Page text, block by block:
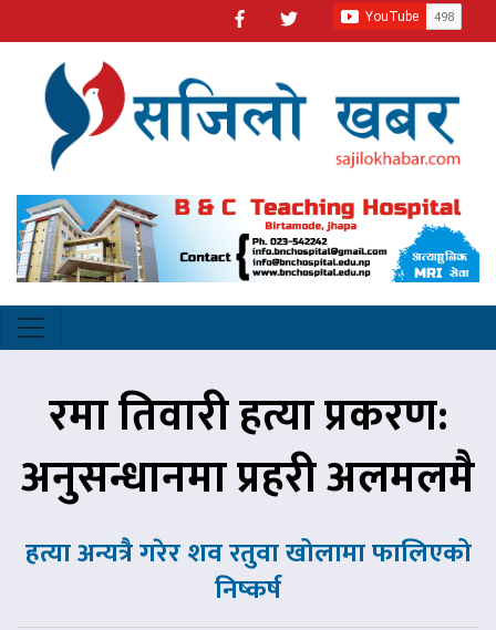
रमा तिवारी हत्या प्रकरण:
अनुसन्धानमा प्रहरी अलमलमै
हत्या अन्यत्रै गरेर शव रतुवा खोलामा फालिएको
निष्कर्ष